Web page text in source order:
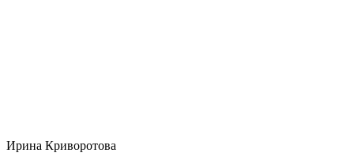
Ирина Криворотова